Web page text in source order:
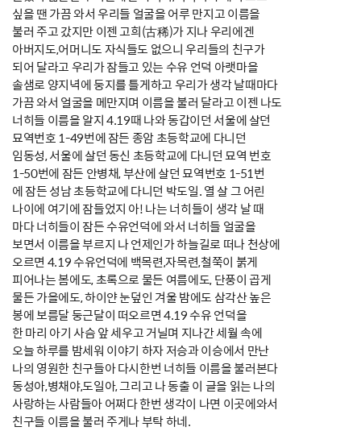
싶을 땐 가끔 와서 우리들 얼굴을 어루 만지고 이름을
불러 주고 갔지만 이젠 고희(古稀)가 지나 우리에겐
아버지도,어머니도 자식들도 없으니 우리들의 친구가
되어 달라고 우리가 잠들고 있는 수유 언덕 아랫마을
솔샘로 양지녁에 둥지를 틀게하고 우리가 생각 날때마다
가끔 와서 얼굴을 메만지며 이름을 불러 달라고 이젠 나도
너히들 이름을 알지 4.19때 나와 동갑이던 서울에 살던
묘역번호 1-49번에 잠든 종암 초등학교에 다니던
임동성, 서울에 살던 동신 초등학교에 다니던 묘역 번호
1-50번에 잠든 안병채, 부산에 살던 묘역번호 1-51번
에 잠든 성남 초등학교에 다니던 박도일. 열 살 그 어린
나이에 여기에 잠들었지 아! 나는 너히들이 생각 날 때
마다 너히들이 잠든 수유언덕에 와서 너히들 얼굴을
보면서 이름을 부르지 나 언제인가 하늘길로 떠나 천상에
오르면 4.19 수유언덕에 백목련,자목련,철쭉이 붉게
피어나는 봄에도, 초록으로 물든 여름에도, 단풍이 곱게
물든 가을에도, 하이얀 눈덮인 겨울 밤에도 삼각산 높은
봉에 보름달 둥근달이 떠오르면 4.19 수유 언덕을
한 마리 아기 사슴 앞 세우고 거닐며 지나간 세월 속에
오늘 하루를 밤세워 이야기 하자 저승과 이승에서 만난
나의 영원한 친구들아 다시한번 너히들 이름을 불러본다
동성아,병채야,도일아, 그리고 나 동출 이 글을 읽는 나의
사랑하는 사람들아 어쩌다 한번 생각이 나면 이곳에와서
친구들 이름을 불러 주게나 부탁 하네.